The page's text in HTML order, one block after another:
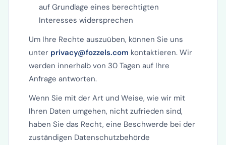
auf Grundlage eines berechtigten
Interesses widersprechen
Um Ihre Rechte auszuüben, können Sie uns
unter privacy@fozzels.com kontaktieren. Wir
werden innerhalb von 30 Tagen auf Ihre
Anfrage antworten.
Wenn Sie mit der Art und Weise, wie wir mit
Ihren Daten umgehen, nicht zufrieden sind,
haben Sie das Recht, eine Beschwerde bei der
zuständigen Datenschutzbehörde